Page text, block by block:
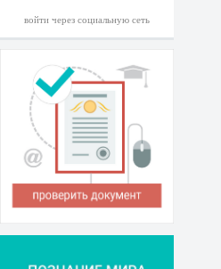
войти через социальную сеть